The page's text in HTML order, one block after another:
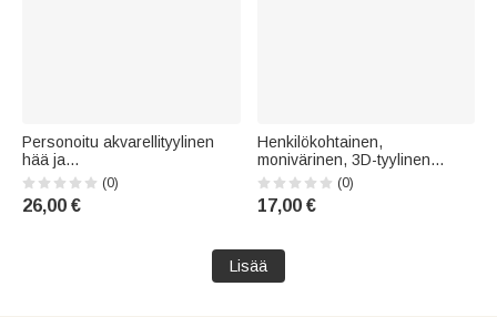
Personoitu akvarellityylinen
hää ja
rakkausvalokuvakangas
seinäkoriste hääpäivä ja
tupaantuliaislahja
(0)
26,00 €
Henkilökohtainen,
monivärinen, 3D-tyylinen
sarjakuvahahmo-
valokuvakortin pidike, jossa on
teksti – koulun alkuun sopiva
(0)
17,00 €
Lisää